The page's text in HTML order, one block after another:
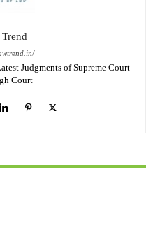
Judgments of Supreme Court
Court